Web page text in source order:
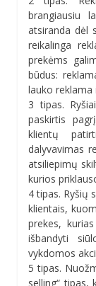
brangiausiu
atsiranda dėl
reikalinga
prekėms
būdus:
lauko reklama
3 tipas.
paskirtis
klientų
dalyvavimas
atsiliepimų
kurios
4 tipas. Ryšių
klientais,
prekes,
išbandyti
vykdomos
5 tipas.
selling“